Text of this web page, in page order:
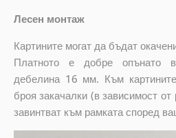
Лесен монтаж
Картините могат да бъдат
Платното е добре опънато
дебелина 16 мм. Към
броя закачалки (в зависимост
завинтват към рамката според